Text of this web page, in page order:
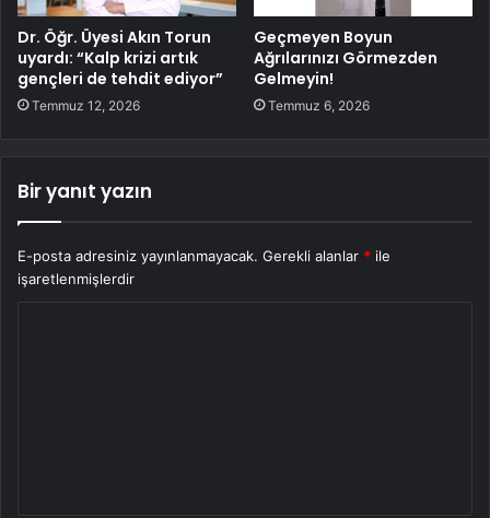
Dr. Öğr. Üyesi Akın Torun
uyardı: “Kalp krizi artık
gençleri de tehdit ediyor”
Temmuz 12, 2026
Geçmeyen Boyun
Ağrılarınızı Görmezden
Gelmeyin!
Temmuz 6, 2026
Bir yanıt yazın
E-posta adresiniz yayınlanmayacak. Gerekli alanlar * ile
işaretlenmişlerdir